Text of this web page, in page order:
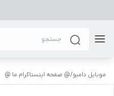
موبایل دامبو/@ صفحه اینستاگرام ما @